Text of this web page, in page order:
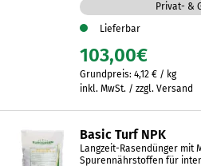
Privat- &
Lieferbar
103,00€
Grundpreis: 4,12 € / kg
inkl. MwSt. / zzgl. Versand
Basic Turf NPK
Langzeit-Rasendünger mit
Spurennährstoffen für